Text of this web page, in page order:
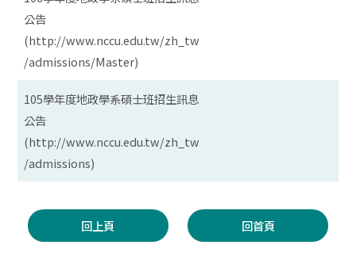
公告
(http://www.nccu.edu.tw/zh_tw
/admissions/Master)
105學年度地政學系碩士班招生訊息
公告
(http://www.nccu.edu.tw/zh_tw
/admissions)
回上頁 回首頁